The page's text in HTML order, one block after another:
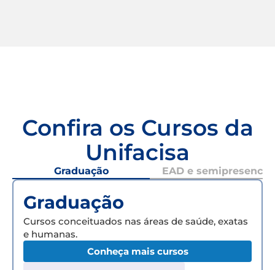
Confira os Cursos da
Unifacisa
Graduação EAD e semipresencial
Graduação
Cursos conceituados nas áreas de saúde, exatas
e humanas.
Conheça mais cursos